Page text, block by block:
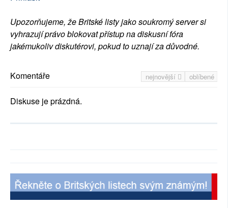
Upozorňujeme, že Britské listy jako soukromý server si
vyhrazují právo blokovat přístup na diskusní fóra
jakémukoliv diskutérovi, pokud to uznají za důvodné.
nejnovější oblíbené
Komentáře
Diskuse je prázdná.